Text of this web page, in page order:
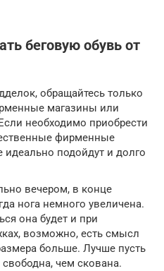
беговую обувь от
обращайтесь только
магазины или
необходимо приобрести
фирменные
идеально подойдут и долго
вечером, в конце
нога немного увеличена.
она будет и при
возможно, есть смысл
больше. Лучше пусть
чем скована.